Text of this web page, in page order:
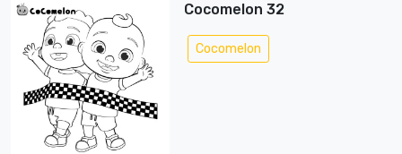
Cocomelon 32
Cocomelon